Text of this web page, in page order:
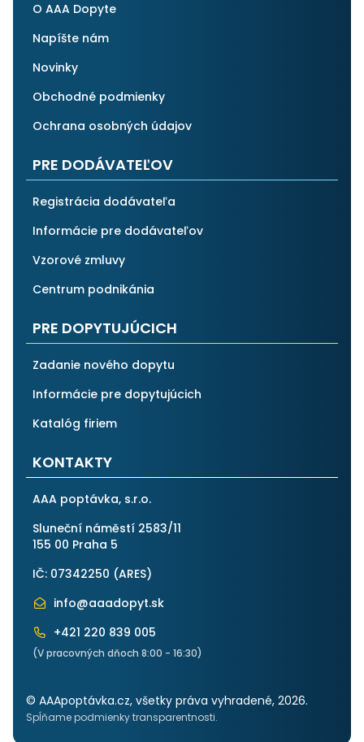
O AAA Dopyte
Napíšte nám
Novinky
Obchodné podmienky
Ochrana osobných údajov
PRE DODÁVATEĽOV
Registrácia dodávateľa
Informácie pre dodávateľov
Vzorové zmluvy
Centrum podnikánia
PRE DOPYTUJÚCICH
Zadanie nového dopytu
Informácie pre dopytujúcich
Katalóg firiem
KONTAKTY
AAA poptávka, s.r.o.
Sluneční náměstí 2583/11
155 00 Praha 5
IČ: 07342250 (ARES)
info@aaadopyt.sk
+421 220 839 005
(V pracovných dňoch 8:00 - 16:30)
© AAApoptávka.cz, všetky práva vyhradené, 2026.
Spĺňame podmienky transparentnosti.